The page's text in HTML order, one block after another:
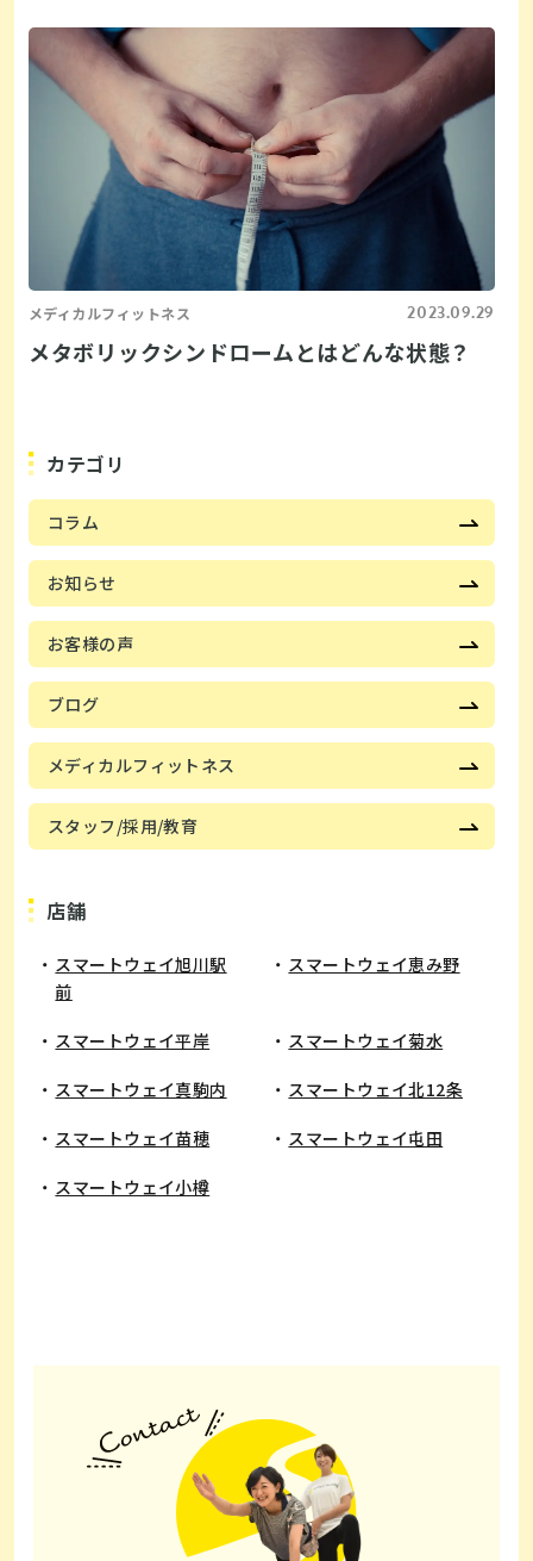
メディカルフィットネス 2023.09.29
メタボリックシンドロームとはどんな状態？
カテゴリ
コラム
お知らせ
お客様の声
ブログ
メディカルフィットネス
スタッフ/採用/教育
店舗
スマートウェイ旭川駅
前
スマートウェイ恵み野
​スマートウェイ平岸 スマートウェイ菊水
スマートウェイ真駒内 スマートウェイ北12条
スマートウェイ苗穂 スマートウェイ屯田
スマートウェイ小樽